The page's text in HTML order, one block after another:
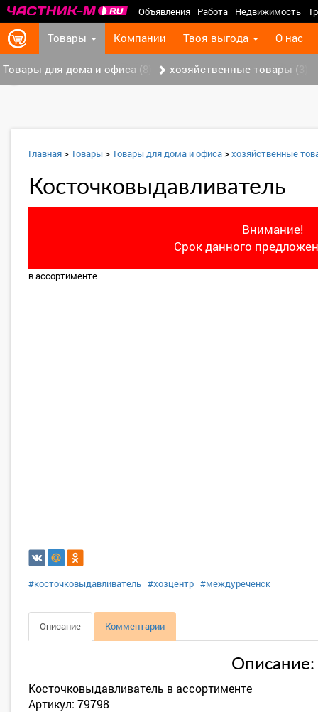
Объявления Работа Недвижимость
Товары Компании Твоя выгода О нас
Товары для дома и офиса (8) хозяйственные товары (3)
Главная>Товары >Товары для дома и офиса>хозяйственные
Косточковыдавливатель
Внимание!
Срок данного
в ассортименте
#косточковыдавливатель #хозцентр #междуреченск
Описание Комментарии
Описание:
Косточковыдавливатель в ассортименте
Артикул: 79798
‹